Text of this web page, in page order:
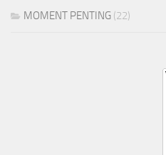
MOMENT PENTING (22)